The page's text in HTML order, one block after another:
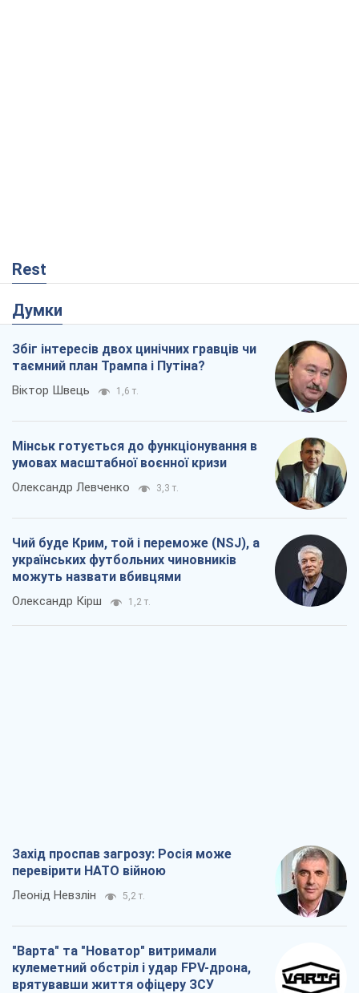
Rest
Думки
Збіг інтересів двох цинічних гравців чи
таємний план Трампа і Путіна?
Віктор Швець 1,6 т.
Мінськ готується до функціонування в
умовах масштабної воєнної кризи
Олександр Левченко 3,3 т.
Чий буде Крим, той і переможе (NSJ), а
українських футбольних чиновників
можуть назвати вбивцями
Олександр Кірш 1,2 т.
Захід проспав загрозу: Росія може
перевірити НАТО війною
Леонід Невзлін 5,2 т.
"Варта" та "Новатор" витримали
кулеметний обстріл і удар FPV-дрона,
врятувавши життя офіцеру ЗСУ